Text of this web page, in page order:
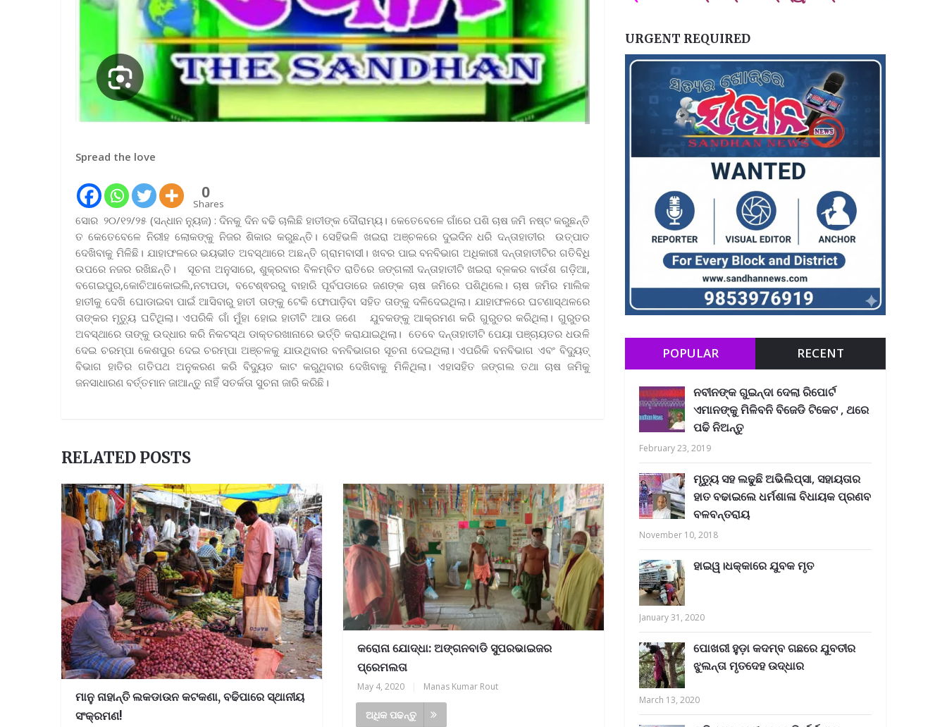
Spread the love
0
Shares
ସୋର ୨୦/୧୨/୨୫ (ସନ୍ଧାନ ନ୍ୟୁଜ) : ଦିନକୁ ଦିନ ବଢି ଚାଲିଛି ହାତୀଙ୍କ ଦୌରାମ୍ୟ। କେତେବେଳେ ଗାଁରେ ପଶି ଚାଷ ଜମି ନଷ୍ଟ କରୁଛନ୍ତି
ତ କେତେବେଳେ ନିରୀହ ଲୋକଙ୍କୁ ନିଜର ଶିକାର କରୁଛନ୍ତି। ସେହିଭଳି ଖଇରା ଅଞ୍ଚଳରେ ଦୁଇଦିନ ଧରି ଦନ୍ତାହାତୀର ଉତ୍ପାତ
ଦେଖିବାକୁ ମିଳିଛି। ଯାହାଫଳରେ ଭୟଭୀତ ଅବସ୍ଥାରେ ଅଛନ୍ତି ଗ୍ରାମବାସୀ। ଖବର ପାଇ ବନବିଭାଗ ଅଧିକାରୀ ଦନ୍ତାହାତୀଟିର ଗତିବିଧି
ଉପରେ ନଜର ରଖିଛନ୍ତି। ସୂଚନା ଅନୁସାରେ, ଶୁକ୍ରବାର ବିଳମ୍ବିତ ରାତିରେ ଜଙ୍ଗଲୀ ଦନ୍ତାହାତୀଟି ଖଇରା ବ୍ଳକର ବାଉଁଶ ଗଡ଼ିଆ,
ବଗେଇପୁର,କୋଚିଆକୋଇଲି,ନଟାପଡା, ବଟେଶ୍ଵରରୁ ବାହାରି ପୂର୍ବପଡାରେ ଜଣଙ୍କ ଚାଷ ଜମିରେ ପଶିଥିଲେ। ଚାଷ ଜମିର ମାଲିକ
ହାତୀକୁ ଦେଖି ଘୋଡାଇବା ପାଇଁ ଆସିବାରୁ ହାତୀ ତାଙ୍କୁ ଟେକି ଫୋପାଡ଼ିବା ସହିତ ତାଙ୍କୁ ଦଳିଦେଇଥିଲା। ଯାହାଫଳରେ ଘଟଣାସ୍ଥଳରେ
ତାଙ୍କର ମୃତ୍ୟୁ ଘଟିଥିଲା। ଏପରିକି ଗାଁ ମୁଁହା ହୋଇ ହାତୀଟି ଆଉ ଜଣେ ଯୁବକଙ୍କୁ ଆକ୍ରମଣ କରି ଗୁରୁତର କରିଥିଲା। ଗୁରୁତର
ଅବସ୍ଥାରେ ତାଙ୍କୁ ଉଦ୍ଧାର କରି ନିକଟସ୍ଥ ଡାକ୍ତରଖାନାରେ ଭର୍ତ୍ତି କରାଯାଇଥିଲା। ତେବେ ଦନ୍ତାହାତୀଟି ପେୟା ପଞ୍ଚାୟତର ଧଉଳି
ଦେଇ ଚରମ୍ପା କେଶପୁର ଦେଇ ଚରମ୍ପା ଅଞ୍ଚଳକୁ ଯାଉଥିବାର ବନବିଭାଗର ସୂଚନା ଦେଇଥିଲା। ଏପରିକି ବନବିଭାଗ ଏବଂ ବିଦ୍ୟୁତ୍
ବିଭାଗ ହାତିର ଗତିପଥ ଅନୁକରଣ କରି ବିଦ୍ୟୁତ କାଟ କରୁଥିବାର ଦେଖିବାକୁ ମିଳିଥିଲା। ଏହାସହିତ ଜଙ୍ଗଲ ତଥା ଚାଷ ଜମିକୁ
ଜନସାଧାରଣ ବର୍ତ୍ତମାନ ଜାଆନ୍ତୁ ନାହିଁ ସତର୍କତା ସୁଚନା ଜାରି କରିଛି।
RELATED POSTS
ମାନୁ ନାହାନ୍ତି ଲକଡାଉନ କଟକଣା, ବଢିପାରେ ସ୍ଥାନୀୟ
ସଂକ୍ରମଣ!
କରୋନା ଯୋଦ୍ଧା: ଅଙ୍ଗନବାଡି ସୁପରଭାଇଜର
ପ୍ରେମଲତା
May 4, 2020 Manas Kumar Rout
ଅଧିକ ପଢନ୍ତୁ
URGENT REQUIRED
POPULAR RECENT
ନବୀନଙ୍କ ଗୁଇନ୍ଦା ଦେଲା ରିପୋର୍ଟ
ଏମାନଙ୍କୁ ମିଳିବନି ବିଜେଡି ଟିକେଟ , ଥରେ
ପଢି ନିଅନ୍ତୁ
February 23, 2019
ମୃତ୍ୟୁ ସହ ଲଢୁଛି ଅଭିଲିପ୍ସା, ସହାୟତାର
ହାତ ବଢାଇଲେ ଧର୍ମଶାଳା ବିଧାୟକ ପ୍ରଣବ
ବଳବନ୍ତରାୟ
November 10, 2018
ହାଇୱ।ଧକ୍କାରେ ଯୁବକ ମୃତ
January 31, 2020
ପୋଖରୀ ହୁଡ଼ା କଦମ୍ବ ଗଛରେ ଯୁବତୀର
ଝୁଲନ୍ତା ମୃତଦେହ ଉଦ୍ଧାର
March 13, 2020